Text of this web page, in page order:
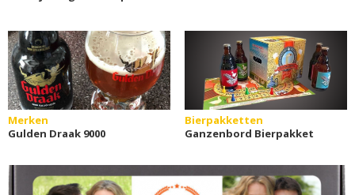
Merken
Gulden Draak 9000
Bierpakketten
Ganzenbord Bierpakket